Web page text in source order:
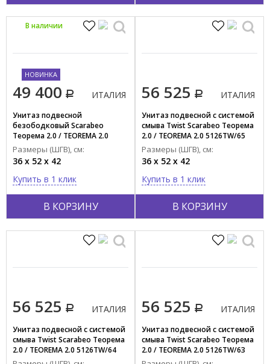
49 400
В КОРЗИНУ
ИТАЛИЯ
Унитаз подвесной
безободковый Scarabeo
Теорема 2.0 / TEOREMA 2.0
5126/CL49
Размеры (ШГВ), см:
36 x 52 x 42
Купить в 1 клик
В наличии
НОВИНКА
56 525
В КОРЗИНУ
ИТАЛИЯ
Унитаз подвесной c системой
смыва Twist Scarabeo Теорема
2.0 / TEOREMA 2.0 5126TW/65
Размеры (ШГВ), см:
36 x 52 x 42
Купить в 1 клик
56 525 ИТАЛИЯ
Унитаз подвесной c системой
смыва Twist Scarabeo Теорема
2.0 / TEOREMA 2.0 5126TW/64
56 525 ИТАЛИЯ
Унитаз подвесной c системой
смыва Twist Scarabeo Теорема
2.0 / TEOREMA 2.0 5126TW/63